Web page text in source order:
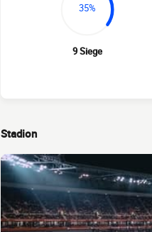
35%
9 Siege
Stadion